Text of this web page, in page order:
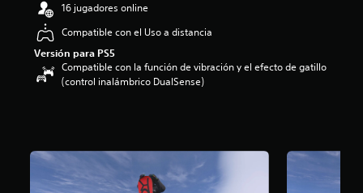
16 jugadores online
Compatible con el Uso a distancia
Versión para PS5
Compatible con la función de vibración y el efecto de gatillo
(control inalámbrico DualSense)